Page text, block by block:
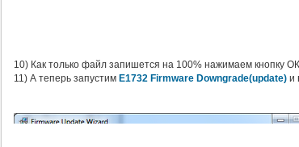
10) Как только файл запишется на 100% нажимаем кнопку
11) А теперь запустим E1732 Firmware Downgrade(update) и